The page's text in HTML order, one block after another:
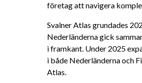
företag att navigera
Svalner Atlas grundades
Nederländerna gick
i framkant. Under 2025
i både Nederländerna och
Atlas.